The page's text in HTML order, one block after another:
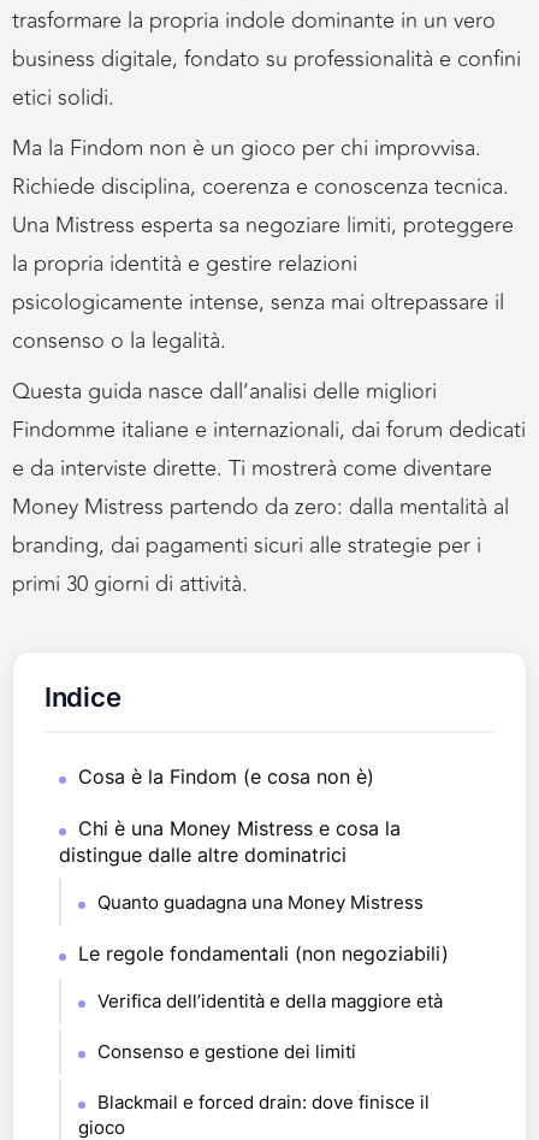
trasformare la propria indole dominante in un vero
business digitale, fondato su professionalità e confini
etici solidi.
Ma la Findom non è un gioco per chi improvvisa.
Richiede disciplina, coerenza e conoscenza tecnica.
Una Mistress esperta sa negoziare limiti, proteggere
la propria identità e gestire relazioni
psicologicamente intense, senza mai oltrepassare il
consenso o la legalità.
Questa guida nasce dall’analisi delle migliori
Findomme italiane e internazionali, dai forum dedicati
e da interviste dirette. Ti mostrerà come diventare
Money Mistress partendo da zero: dalla mentalità al
branding, dai pagamenti sicuri alle strategie per i
primi 30 giorni di attività.
Indice
Cosa è la Findom (e cosa non è)
Chi è una Money Mistress e cosa la
distingue dalle altre dominatrici
Quanto guadagna una Money Mistress
Le regole fondamentali (non negoziabili)
Verifica dell’identità e della maggiore età
Consenso e gestione dei limiti
Blackmail e forced drain: dove finisce il
gioco